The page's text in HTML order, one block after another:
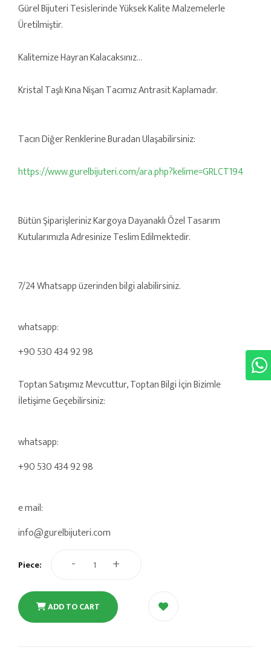
Gürel Bijuteri Tesislerinde Yüksek Kalite Malzemelerle
Üretilmiştir.
Kalitemize Hayran Kalacaksınız...
Kristal Taşlı Kına Nişan Tacımız Antrasit Kaplamadır.
Tacın Diğer Renklerine Buradan Ulaşabilirsiniz:
https://www.gurelbijuteri.com/ara.php?kelime=GRLCT194
Bütün Şiparişleriniz Kargoya Dayanaklı Özel Tasarım
Kutularımızla Adresinize Teslim Edilmektedir.
7/24 Whatsapp üzerinden bilgi alabilirsiniz.
whatsapp:
+90 530 434 92 98
Toptan Satışımız Mevcuttur, Toptan Bilgi İçin Bizimle
İletişime Geçebilirsiniz:
whatsapp:
+90 530 434 92 98
e mail:
info@gurelbijuteri.com
Piece: - +
ADD TO CART